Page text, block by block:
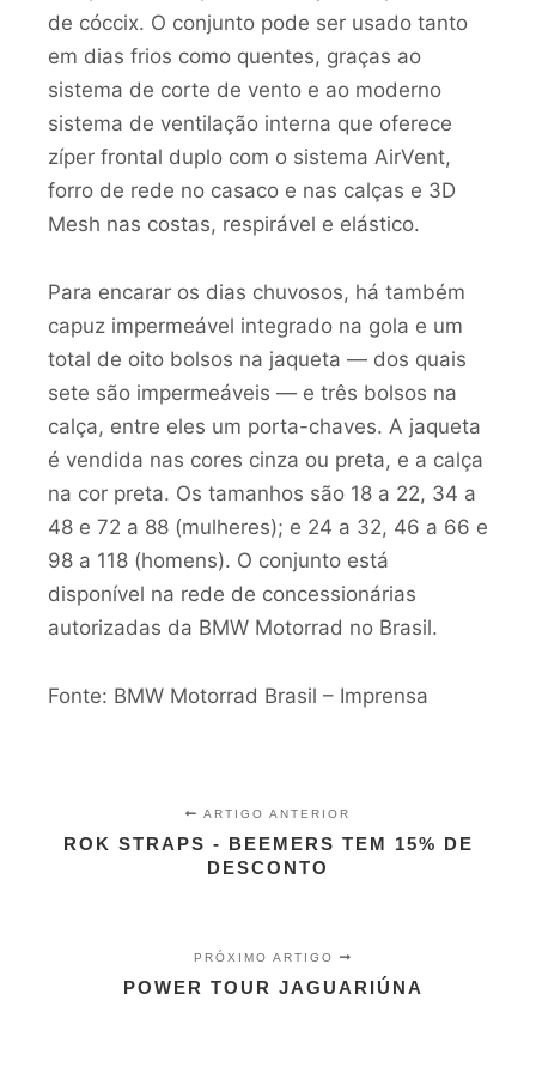
de cóccix. O conjunto pode ser usado tanto
em dias frios como quentes, graças ao
sistema de corte de vento e ao moderno
sistema de ventilação interna que oferece
zíper frontal duplo com o sistema AirVent,
forro de rede no casaco e nas calças e 3D
Mesh nas costas, respirável e elástico.
Para encarar os dias chuvosos, há também
capuz impermeável integrado na gola e um
total de oito bolsos na jaqueta — dos quais
sete são impermeáveis — e três bolsos na
calça, entre eles um porta-chaves. A jaqueta
é vendida nas cores cinza ou preta, e a calça
na cor preta. Os tamanhos são 18 a 22, 34 a
48 e 72 a 88 (mulheres); e 24 a 32, 46 a 66 e
98 a 118 (homens). O conjunto está
disponível na rede de concessionárias
autorizadas da BMW Motorrad no Brasil.
Fonte: BMW Motorrad Brasil – Imprensa
ARTIGO ANTERIOR
ROK STRAPS - BEEMERS TEM 15% DE
DESCONTO
PRÓXIMO ARTIGO
POWER TOUR JAGUARIÚNA